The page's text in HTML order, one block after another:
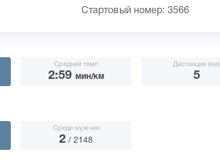
Стартовый номер: 3566
Средний темп
2:59 мин/км
Дистанция (км)
5
Среди мужчин
2 / 2148